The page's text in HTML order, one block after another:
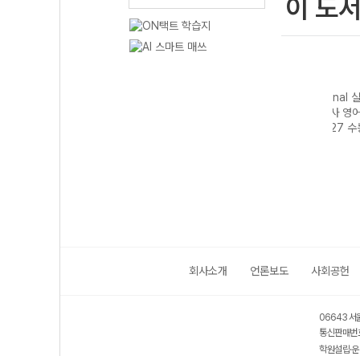
이 도
EBS
모의
구영
회사소개 언론보도 사회공헌
06643 서
통신판매
학원설립·